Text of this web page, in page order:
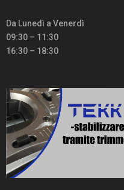
Da Lunedì a Venerdì
09:30 – 11:30
16:30 – 18:30